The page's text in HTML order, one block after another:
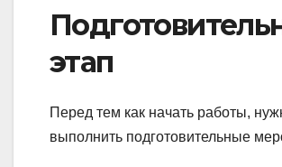
этап
Перед тем как начать работы,
выполнить подготовительные